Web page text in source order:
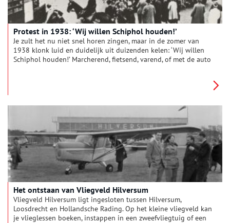
Protest in 1938: ‘Wij willen Schiphol houden!’
Je zult het nu niet snel horen zingen, maar in de zomer van
1938 klonk luid en duidelijk uit duizenden kelen: ‘Wij willen
Schiphol houden!’ Marcherend, fietsend, varend, of met de auto
Het ontstaan van Vliegveld Hilversum
Vliegveld Hilversum ligt ingesloten tussen Hilversum,
Loosdrecht en Hollandsche Rading. Op het kleine vliegveld kan
je vlieglessen boeken, instappen in een zweefvliegtuig of een